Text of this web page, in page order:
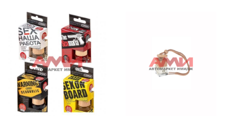
БЫСТРЫЙ ПРОСМОТР БЫСТРЫЙ ПРОСМОТР